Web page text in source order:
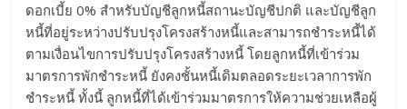
ดอกเบี้ย 0% สำหรับบัญชีลูกหนี้สถานะบัญชีปกติ และบัญชีลูก
หนี้ที่อยู่ระหว่างปรับปรุงโครงสร้างหนี้และสามารถชำระหนี้ได้
ตามเงื่อนไขการปรับปรุงโครงสร้างหนี้ โดยลูกหนี้ที่เข้าร่วม
มาตรการพักชำระหนี้ ยังคงชั้นหนี้เดิมตลอดระยะเวลาการพัก
ชำระหนี้ ทั้งนี้ ลูกหนี้ที่ได้เข้าร่วมมาตรการให้ความช่วยเหลือผู้